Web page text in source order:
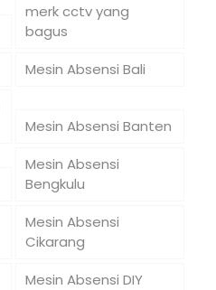
merk cctv yang
bagus
Mesin Absensi Bali
Mesin Absensi Banten
Mesin Absensi
Bengkulu
Mesin Absensi
Cikarang
Mesin Absensi DIY